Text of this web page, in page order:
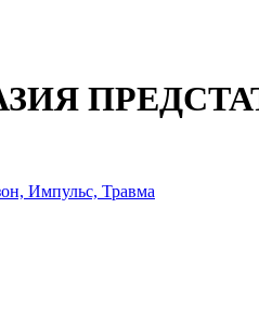
Импульс, Травма